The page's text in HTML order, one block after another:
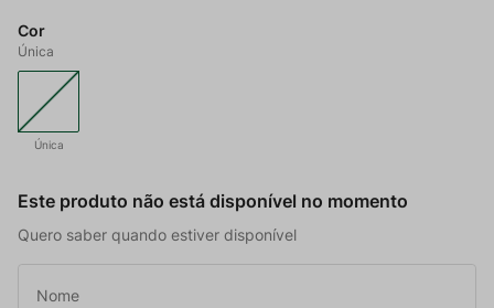
Cor
Única
Única
Este produto não está disponível no momento
Quero saber quando estiver disponível